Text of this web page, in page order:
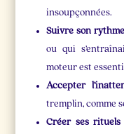
insoupçonnées.
Suivre son rythme
ou qui
moteur est
Accepter
tremplin, comme
Créer ses rituels